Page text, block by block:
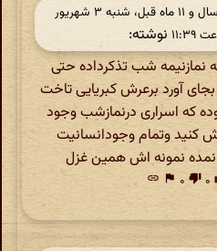
در ‫۷ سال و ۱۱ ماه قبل، شنبه ۳ شهریور
نوشته:
نمازنیمه شب تذکرداده حتی
آورد برعرش کبریایی تاخت
که اسراری درنمازشب وجود
کنید وتمام وجودانسانیت
نمده نمونه اش همین غزل
۰ thumb_down ۰ flag
link